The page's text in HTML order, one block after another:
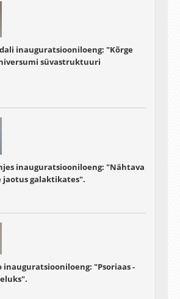
inauguratsiooniloeng: "Kõrge
süvastruktuuri
inauguratsiooniloeng: "Nähtava
jaotus galaktikates".
inauguratsiooniloeng: "Psoriaas -